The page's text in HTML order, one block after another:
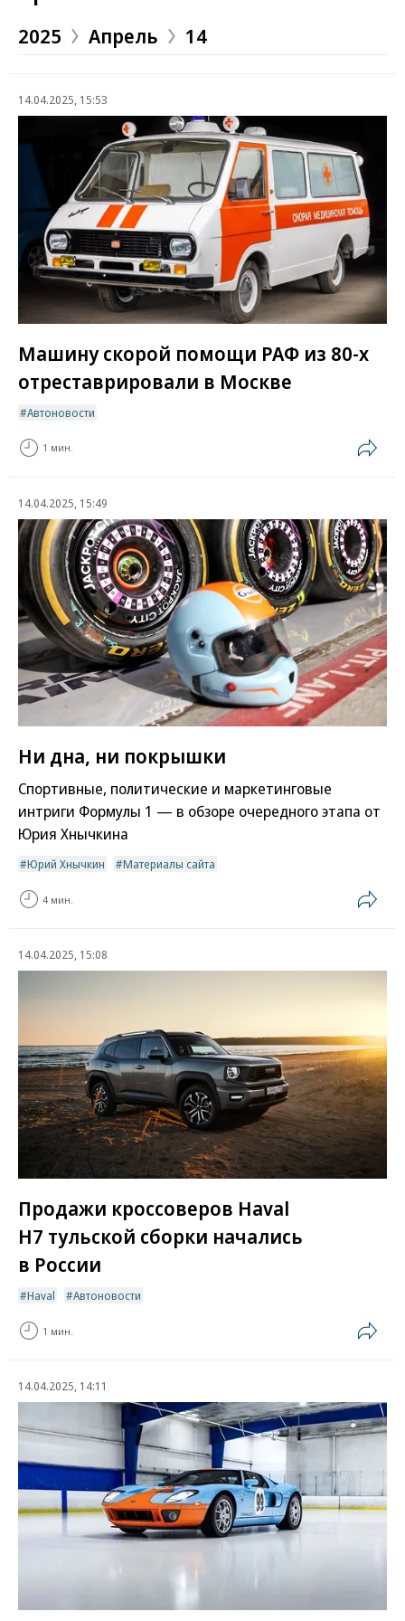
2025 Апрель 14
14.04.2025, 15:53
Машину скорой помощи РАФ из 80-х
отреставрировали в Москве
Автоновости
1 мин.
14.04.2025, 15:49
Ни дна, ни покрышки
Спортивные, политические и маркетинговые
интриги Формулы 1 — в обзоре очередного этапа от
Юрия Хнычкина
Юрий Хнычкин Материалы сайта
4 мин.
14.04.2025, 15:08
Продажи кроссоверов Haval
H7 тульской сборки начались
в России
Haval Автоновости
1 мин.
14.04.2025, 14:11